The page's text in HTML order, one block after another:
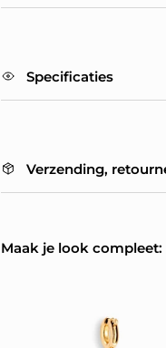
Specificaties
Verzending,
Maak je look compleet: